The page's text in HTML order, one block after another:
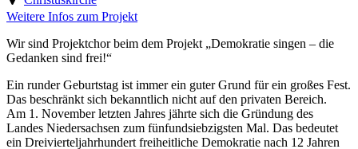
Weitere Infos zum Projekt
Wir sind Projektchor beim dem Projekt „Demokratie singen – die
Gedanken sind frei!“
Ein runder Geburtstag ist immer ein guter Grund für ein großes Fest.
Das beschränkt sich bekanntlich nicht auf den privaten Bereich.
Am 1. November letzten Jahres jährte sich die Gründung des
Landes Niedersachsen zum fünfundsiebzigsten Mal. Das bedeutet
ein Dreivierteljahrhundert freiheitliche Demokratie nach 12 Jahren